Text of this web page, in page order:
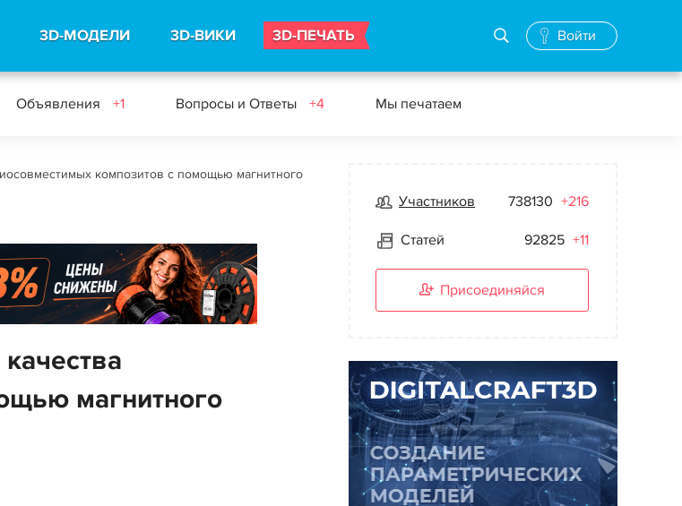
3D-МОДЕЛИ 3D-ВИКИ 3D-ПЕЧАТЬ Войти
Объявления +1 Вопросы и Ответы +4 Мы печатаем
композитов с помощью магнитного
магнитного
Участников 738130 +216
Статей 92825 +11
Присоединяйся